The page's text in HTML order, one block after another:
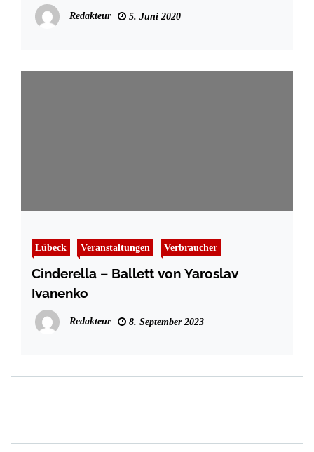
Redakteur 5. Juni 2020
Lübeck Veranstaltungen Verbraucher
Cinderella – Ballett von Yaroslav
Ivanenko
Redakteur 8. September 2023